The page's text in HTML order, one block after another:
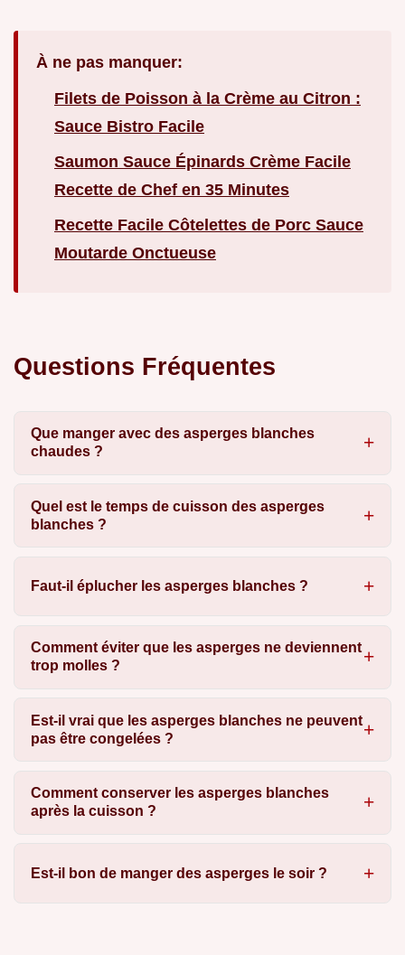
À ne pas manquer:
Filets de Poisson à la Crème au Citron :
Sauce Bistro Facile
Saumon Sauce Épinards Crème Facile
Recette de Chef en 35 Minutes
Recette Facile Côtelettes de Porc Sauce
Moutarde Onctueuse
Questions Fréquentes
Que manger avec des asperges blanches
chaudes ?
Quel est le temps de cuisson des asperges
blanches ?
Faut-il éplucher les asperges blanches ?
Comment éviter que les asperges ne deviennent
trop molles ?
Est-il vrai que les asperges blanches ne peuvent
pas être congelées ?
Comment conserver les asperges blanches
après la cuisson ?
Est-il bon de manger des asperges le soir ?